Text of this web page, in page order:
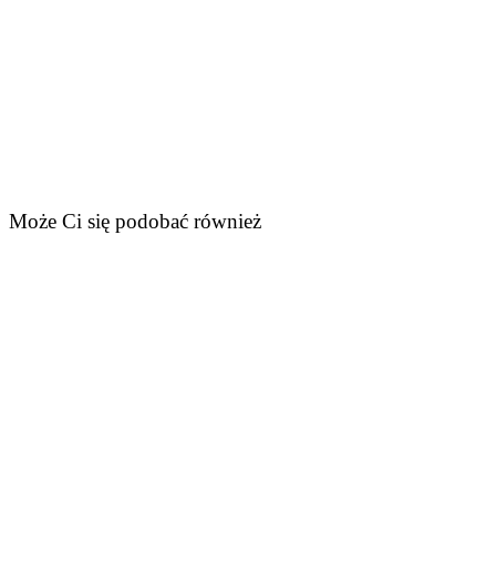
Może Ci się podobać również